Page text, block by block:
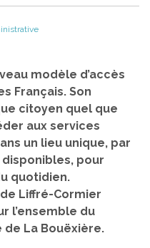
modèle d’accès
Français. Son
citoyen quel que
aux services
un lieu unique, par
pour
quotidien.
Liffré-Cormier
l’ensemble du
La Bouëxière.